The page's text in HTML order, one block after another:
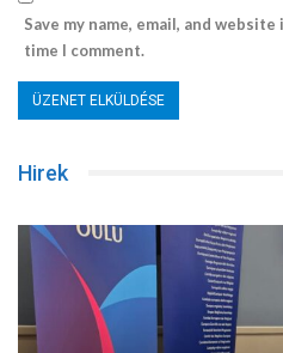
Save my name, email, and
time I comment.
Hirek